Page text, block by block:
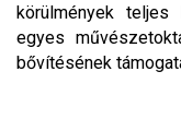
körülmények
egyes
bővítésének